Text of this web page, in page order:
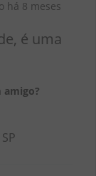
há 8 meses
é uma
amigo?